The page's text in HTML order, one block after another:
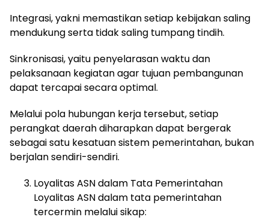
Integrasi, yakni memastikan setiap kebijakan saling
mendukung serta tidak saling tumpang tindih.
Sinkronisasi, yaitu penyelarasan waktu dan
pelaksanaan kegiatan agar tujuan pembangunan
dapat tercapai secara optimal.
Melalui pola hubungan kerja tersebut, setiap
perangkat daerah diharapkan dapat bergerak
sebagai satu kesatuan sistem pemerintahan, bukan
berjalan sendiri-sendiri.
Loyalitas ASN dalam Tata Pemerintahan
Loyalitas ASN dalam tata pemerintahan
tercermin melalui sikap: